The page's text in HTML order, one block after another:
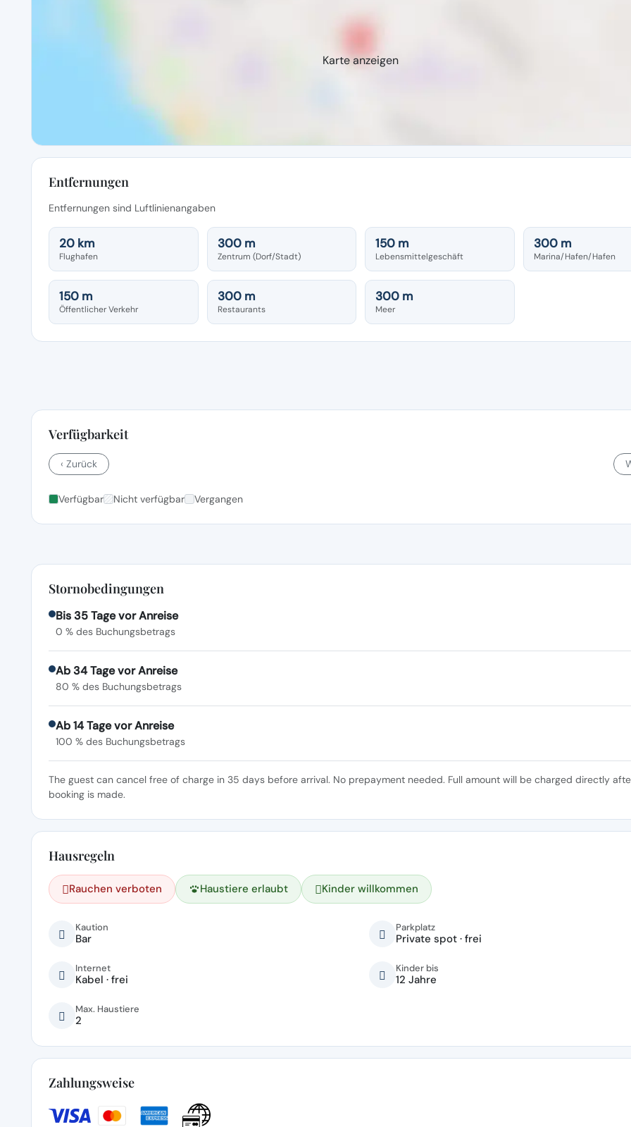
Karte anzeigen
Entfernungen
Entfernungen sind Luftlinienangaben
20 km
Flughafen
300 m
Zentrum (Dorf/Stadt)
150 m
Lebensmittelgeschäft
300 m
Marina/Hafen/Hafen
150 m
Öffentlicher Verkehr
300 m
Restaurants
300 m
Meer
Verfügbarkeit
‹ Zurück
Verfügbar Nicht verfügbar Vergangen
Stornobedingungen
Bis 35 Tage vor Anreise
0 % des Buchungsbetrags
Ab 34 Tage vor Anreise
80 % des Buchungsbetrags
Ab 14 Tage vor Anreise
100 % des Buchungsbetrags
The guest can cancel free of charge in 35 days before arrival. No prepayment needed. Full amount will be charged directly
booking is made.
Hausregeln
Rauchen verboten Haustiere erlaubt Kinder willkommen
Kaution
Bar
Parkplatz
Private spot · frei
Internet
Kabel · frei
Kinder bis
12 Jahre
Max. Haustiere
2
Zahlungsweise